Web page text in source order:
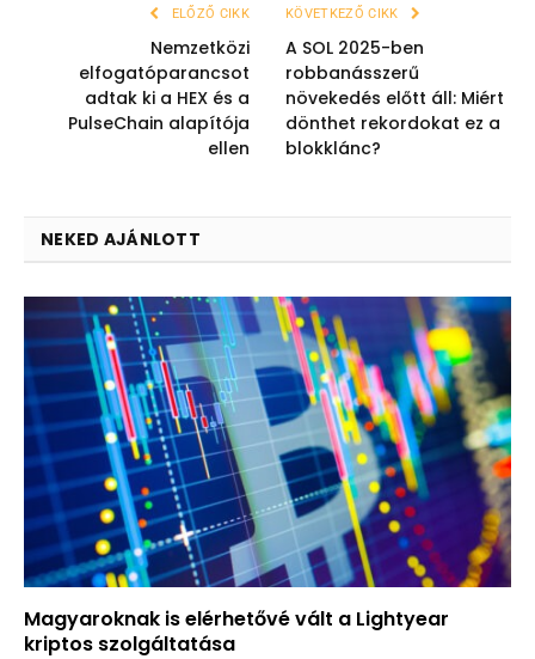
ELŐZŐ CIKK
Nemzetközi
elfogatóparancsot
adtak ki a HEX és a
PulseChain alapítója
ellen
KÖVETKEZŐ CIKK
A SOL 2025-ben
robbanásszerű
növekedés előtt áll: Miért
dönthet rekordokat ez a
blokklánc?
NEKED AJÁNLOTT
Magyaroknak is elérhetővé vált a Lightyear
kriptos szolgáltatása